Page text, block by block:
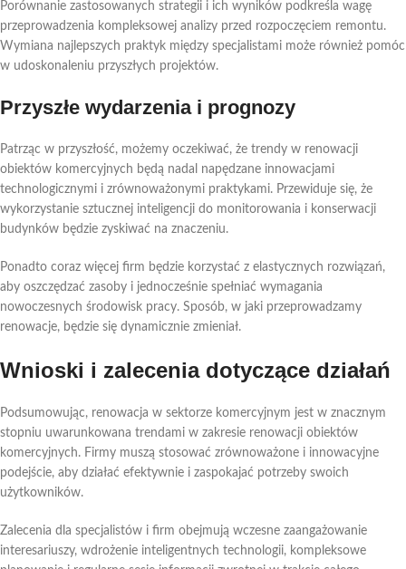
Porównanie zastosowanych strategii i ich wyników podkreśla wagę
przeprowadzenia kompleksowej analizy przed rozpoczęciem remontu.
Wymiana najlepszych praktyk między specjalistami może również pomóc
w udoskonaleniu przyszłych projektów.
Przyszłe wydarzenia i prognozy
Patrząc w przyszłość, możemy oczekiwać, że trendy w renowacji
obiektów komercyjnych będą nadal napędzane innowacjami
technologicznymi i zrównoważonymi praktykami. Przewiduje się, że
wykorzystanie sztucznej inteligencji do monitorowania i konserwacji
budynków będzie zyskiwać na znaczeniu.
Ponadto coraz więcej firm będzie korzystać z elastycznych rozwiązań,
aby oszczędzać zasoby i jednocześnie spełniać wymagania
nowoczesnych środowisk pracy. Sposób, w jaki przeprowadzamy
renowacje, będzie się dynamicznie zmieniał.
Wnioski i zalecenia dotyczące działań
Podsumowując, renowacja w sektorze komercyjnym jest w znacznym
stopniu uwarunkowana trendami w zakresie renowacji obiektów
komercyjnych. Firmy muszą stosować zrównoważone i innowacyjne
podejście, aby działać efektywnie i zaspokajać potrzeby swoich
użytkowników.
Zalecenia dla specjalistów i firm obejmują wczesne zaangażowanie
interesariuszy, wdrożenie inteligentnych technologii, kompleksowe